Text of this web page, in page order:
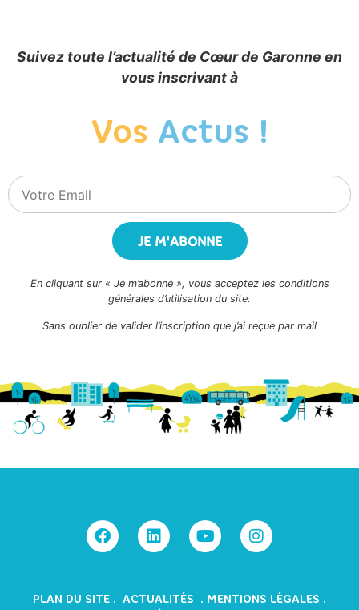
Suivez toute l’actualité de Cœur de Garonne en
vous inscrivant à
Vos Actus !
JE M'ABONNE
En cliquant sur « Je m’abonne », vous acceptez les conditions
générales d’utilisation du site.
Sans oublier de valider l’inscription que j’ai reçue par mail
PLAN DU SITE . ACTUALITÉS . MENTIONS LÉGALES .